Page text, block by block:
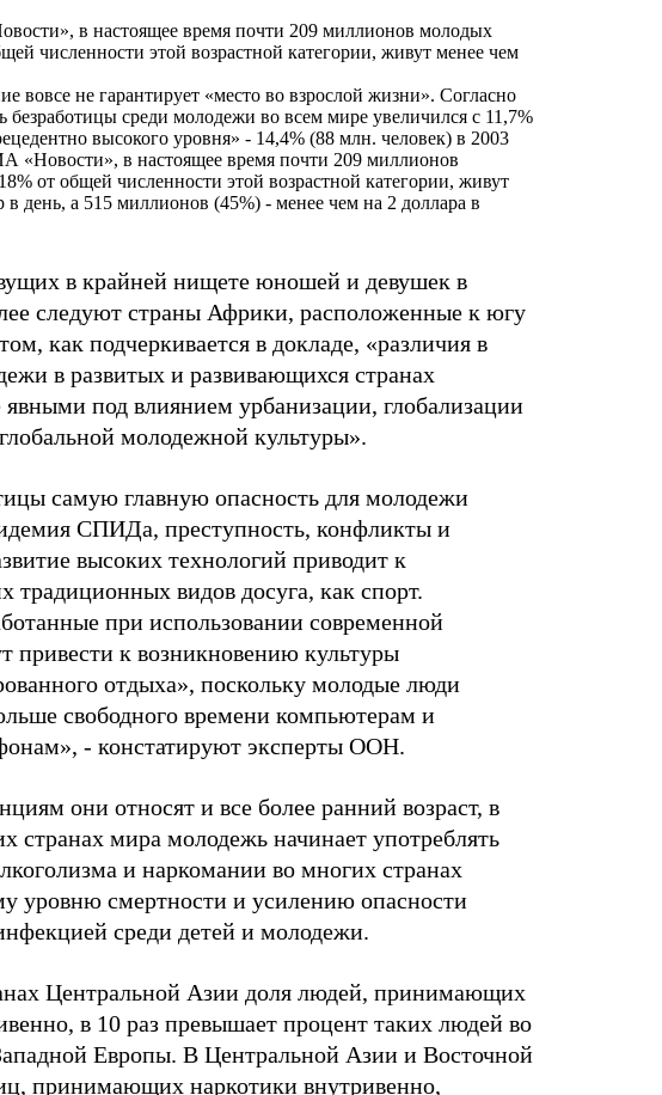
в настоящее время почти 209 миллионов молодых
численности этой возрастной категории, живут менее чем
вовсе не гарантирует «место во взрослой жизни». Согласно
среди молодежи во всем мире увеличился с 11,7%
высокого уровня» - 14,4% (88 млн. человек) в 2003
«Новости», в настоящее время почти 209 миллионов
от общей численности этой возрастной категории, живут
в день, а 515 миллионов (45%) - менее чем на 2 доллара в
в крайней нищете юношей и девушек в
следуют страны Африки, расположенные к югу
как подчеркивается в докладе, «различия в
в развитых и развивающихся странах
явными под влиянием урбанизации, глобализации
молодежной культуры».
самую главную опасность для молодежи
СПИДа, преступность, конфликты и
высоких технологий приводит к
традиционных видов досуга, как спорт.
при использовании современной
привести к возникновению культуры
отдыха», поскольку молодые люди
свободного времени компьютерам и
- констатируют эксперты ООН.
они относят и все более ранний возраст, в
странах мира молодежь начинает употреблять
и наркомании во многих странах
уровню смертности и усилению опасности
среди детей и молодежи.
Центральной Азии доля людей, принимающих
в 10 раз превышает процент таких людей во
Европы. В Центральной Азии и Восточной
принимающих наркотики внутривенно,